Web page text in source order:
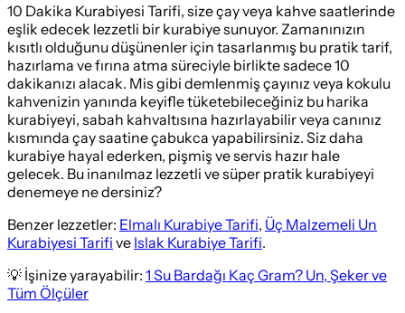
10 Dakika Kurabiyesi Tarifi, size çay veya kahve saatlerinde
eşlik edecek lezzetli bir kurabiye sunuyor. Zamanınızın
kısıtlı olduğunu düşünenler için tasarlanmış bu pratik tarif,
hazırlama ve fırına atma süreciyle birlikte sadece 10
dakikanızı alacak. Mis gibi demlenmiş çayınız veya kokulu
kahvenizin yanında keyifle tüketebileceğiniz bu harika
kurabiyeyi, sabah kahvaltısına hazırlayabilir veya canınız
kısmında çay saatine çabukca yapabilirsiniz. Siz daha
kurabiye hayal ederken, pişmiş ve servis hazır hale
gelecek. Bu inanılmaz lezzetli ve süper pratik kurabiyeyi
denemeye ne dersiniz?
Benzer lezzetler: Elmalı Kurabiye Tarifi, Üç Malzemeli Un
Kurabiyesi Tarifi ve Islak Kurabiye Tarifi.
💡 İşinize yarayabilir: 1 Su Bardağı Kaç Gram? Un, Şeker ve
Tüm Ölçüler